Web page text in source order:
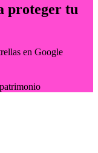
proteger tu
en Google